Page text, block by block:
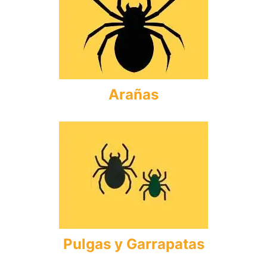
Arañas
Pulgasy Garrapatas